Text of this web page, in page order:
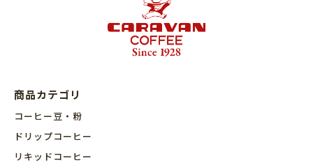
商品カテゴリ
コーヒー豆・粉
ドリップコーヒー
リキッドコーヒー